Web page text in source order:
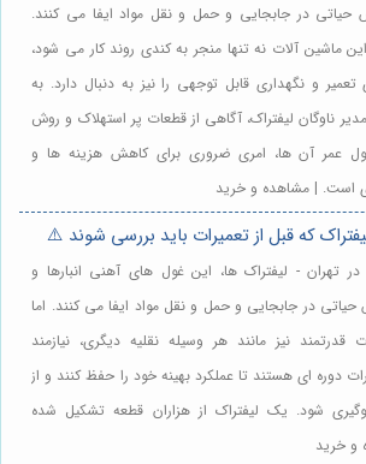
حیاتی در جابجایی و حمل و نقل مواد ایفا می کنند.
ماشین آلات نه تنها منجر به کندی روند کار می شود،
و نگهداری قابل توجهی را نیز به دنبال دارد. به
مدیر ناوگان لیفتراک، آگاهی از قطعات پر استهلاک و روش
عمر آن ها، امری ضروری برای کاهش هزینه ها و
است. | مشاهده و خرید
تهران - لیفتراک ها، این غول های آهنی انبارها و
حیاتی در جابجایی و حمل و نقل مواد ایفا می کنند. اما
قدرتمند نیز مانند هر وسیله نقلیه دیگری، نیازمند
دوره ای هستند تا عملکرد بهینه خود را حفظ کنند و از
شود. یک لیفتراک از هزاران قطعه تشکیل شده
و خرید